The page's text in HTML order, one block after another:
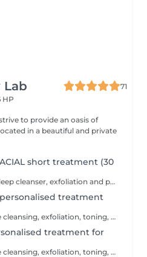
Lab
71
HP
to provide an oasis of
in a beautiful and private
short treatment (30
Includes: free consultation, deep cleanser, exfoliation and personalized mask. This treatment is a small and cozy facial, ideal to get to know each other if it's your first time at Carlotta's Beauty Lab or simply in addition to another ritual when you need a quick hydration boost.
personalised treatment
Includes: cleanser, deep pore cleansing, exfoliation, toning, mask, neck-, shoulders-, head- and arm massage, finish cream. Personalized facial treatment designed to balance the skin, leaving it glowing with health. Bringing peace, rest, comfort, calmness and harmony to your mind.
treatment for
Includes: cleanser, deep pore cleansing, exfoliation, toning, mask, vigorous facial, neck- and shoulder massage, finish cream. My facial for men is specifically formulated to male needs, which are often shaving-related, such as razor burn, or other conditions like skin sensitivity and dullness. Combined manual techniques of Swedish and Deep Tissue.